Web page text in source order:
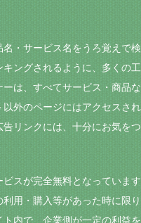
・サービス名をうろ覚えで
ングされるように、多くの
は、すべてサービス・商品
外のページにはアクセスさ
リンクには、十分にお気を
スが完全無料となっていま
用・購入等があった時に限
内で、企業側が一定の利益